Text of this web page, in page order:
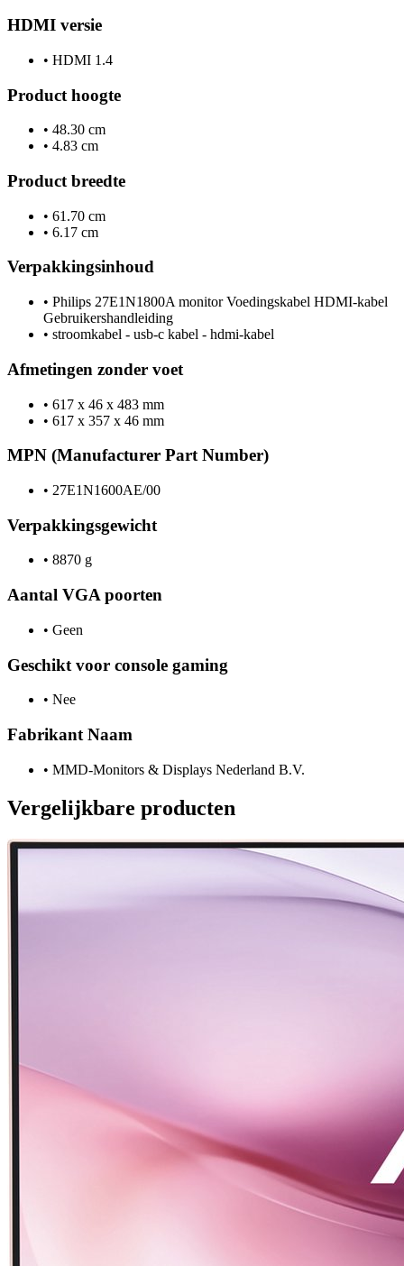
HDMI versie
• HDMI 1.4
Product hoogte
• 48.30 cm
• 4.83 cm
Product breedte
• 61.70 cm
• 6.17 cm
Verpakkingsinhoud
• Philips 27E1N1800A monitor Voedingskabel HDMI-kabel
Gebruikershandleiding
• stroomkabel - usb-c kabel - hdmi-kabel
Afmetingen zonder voet
• 617 x 46 x 483 mm
• 617 x 357 x 46 mm
MPN (Manufacturer Part Number)
• 27E1N1600AE/00
Verpakkingsgewicht
• 8870 g
Aantal VGA poorten
• Geen
Geschikt voor console gaming
• Nee
Fabrikant Naam
• MMD-Monitors & Displays Nederland B.V.
Vergelijkbare producten